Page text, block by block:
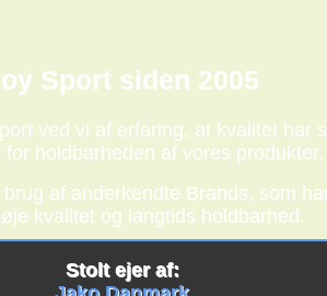
Sport siden 2005
ved vi af erfaring, at kvalitet har
for holdbarheden af vores produkter.
af anderkendte Brands, som
kvalitet og langtids holdbarhed.
Stolt ejer af: